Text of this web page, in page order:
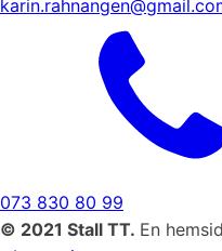
073 830 80 99
© 2021 Stall TT. En